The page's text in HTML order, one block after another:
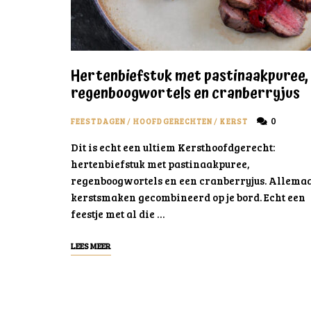
Hertenbiefstuk met pastinaakpuree,
regenboogwortels en cranberryjus
FEESTDAGEN/ HOOFDGERECHTEN/ KERST 0
Dit is echt een ultiem Kersthoofdgerecht:
hertenbiefstuk met pastinaakpuree,
regenboogwortels en een cranberryjus.
kerstsmaken gecombineerd op je bord. Echt een
feestje met al die …
LEES MEER